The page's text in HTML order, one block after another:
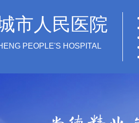
市人民医院
PEOPLE'S HOSPITAL